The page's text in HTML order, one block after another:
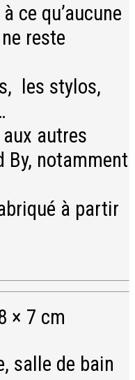
ce qu’aucune
reste
les stylos,
autres
By, notamment
à partir
× 7 cm
salle de bain